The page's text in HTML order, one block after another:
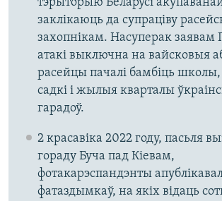
заклікаюць да супраціву
захопнікам. Насуперак заявам
атакі выключна на вайсковыя
расейцы пачалі бамбіць школы,
садкі і жылыя кварталы
гарадоў.
2 красавіка 2022 году, пасьля
гораду Буча пад Кіевам,
фотакарэспандэнты
фатаздымкаў, на якіх відаць